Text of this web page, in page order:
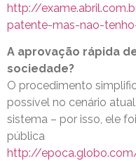
http://
patente-mas-nao-
A aprovação rápida
sociedade?
O procedimento
possível no cenário
sistema – por isso, ele
pública
http://